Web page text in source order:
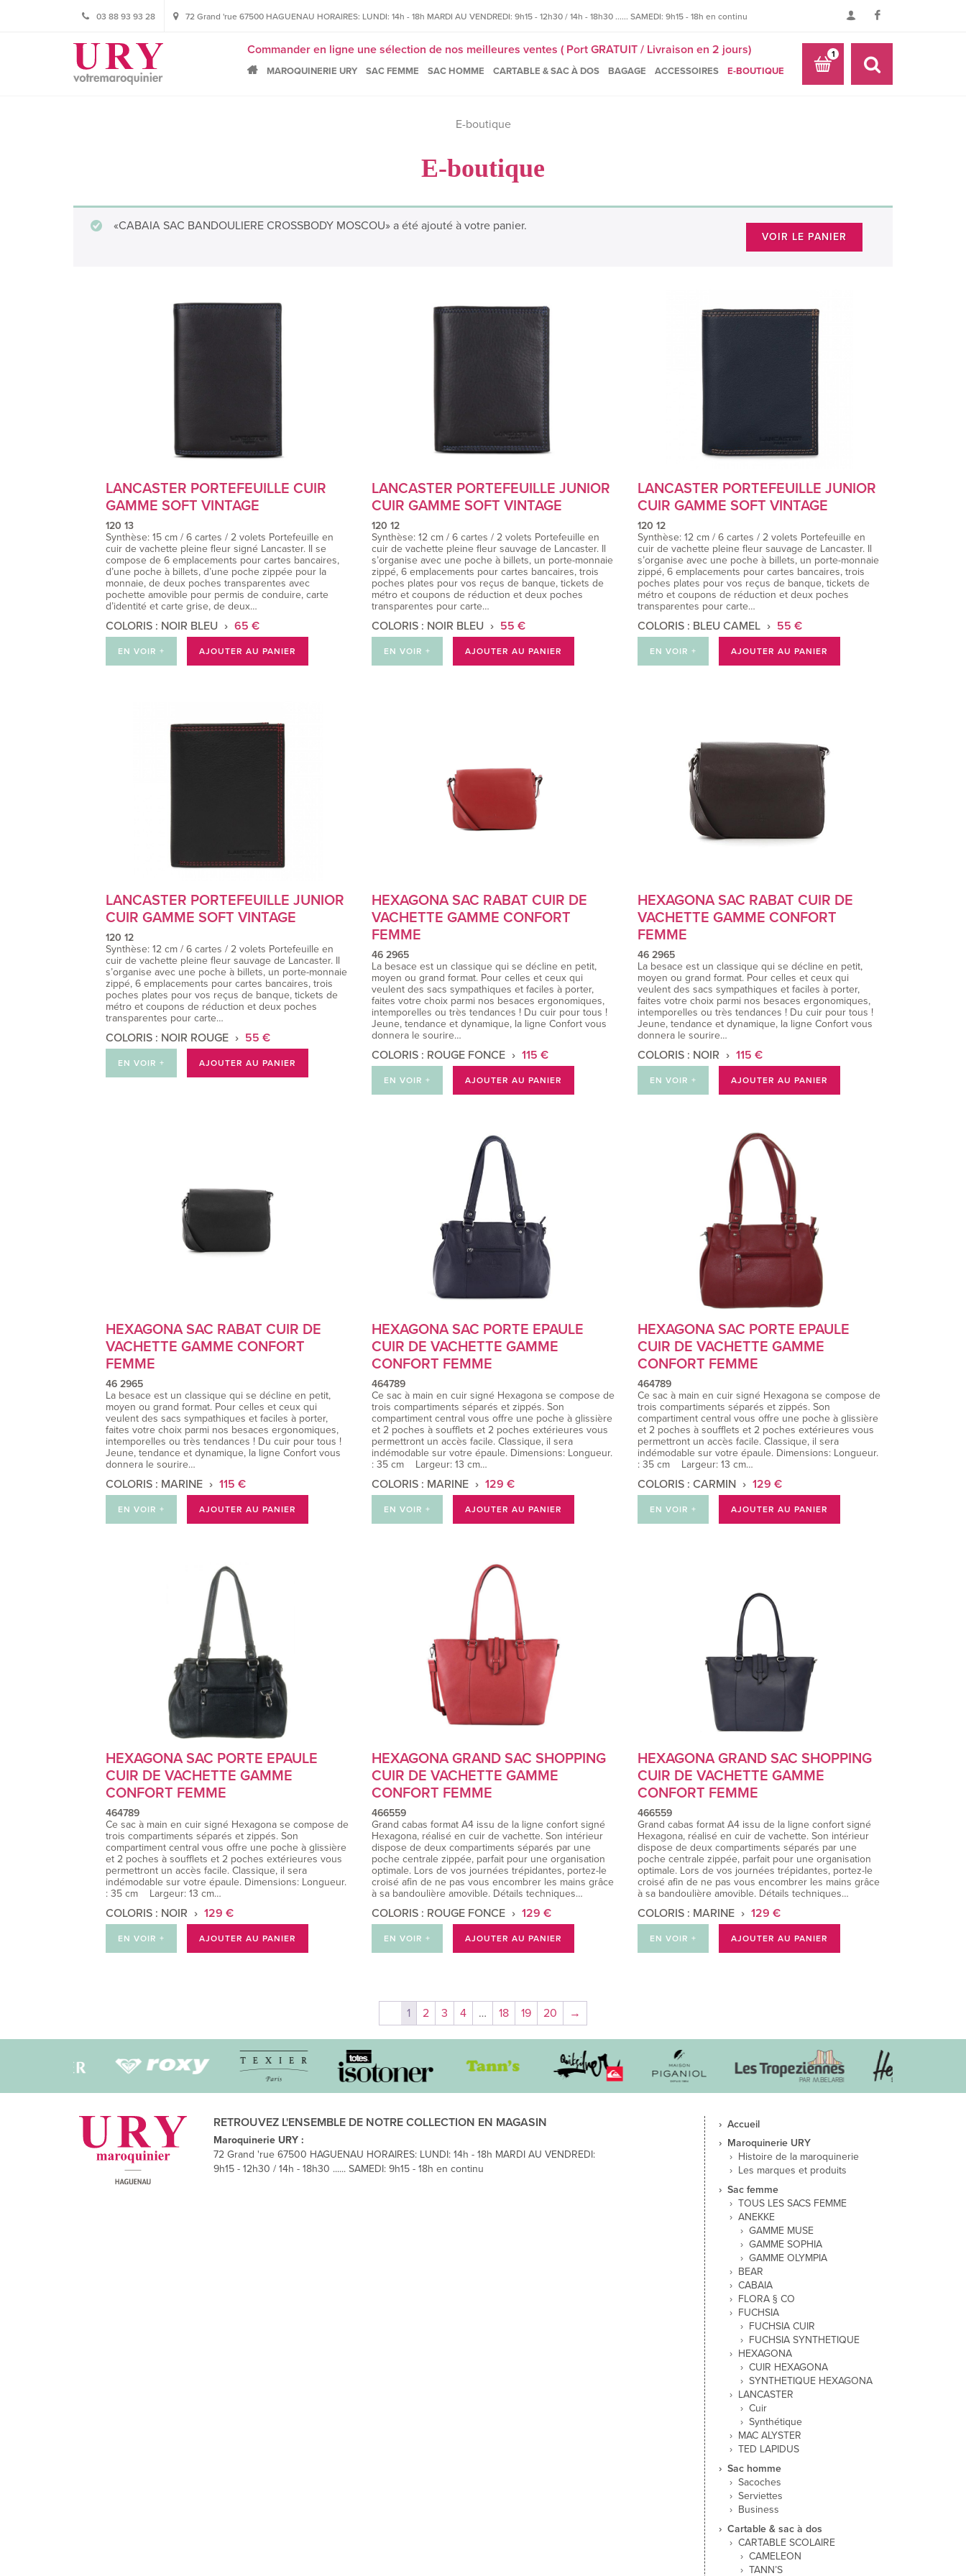
03 88 93 93 28 72 Grand 'rue 67500 HAGUENAU HORAIRES: LUNDI: 14h - 18h MARDI AU VENDREDI: 9h15 - 12h30 / 14h - 18h30 ...... SAMEDI: 9h15 - 18h en continu
Commander en ligne une sélection de nos meilleures ventes ( Port GRATUIT / Livraison en 2 jours)
MAROQUINERIE URY SAC FEMME SAC HOMME CARTABLE & SAC À DOS BAGAGE ACCESSOIRES E-BOUTIQUE
1
E-boutique
E-boutique
«CABAIA SAC BANDOULIERE CROSSBODY MOSCOU» a été ajouté à votre panier.
VOIR LE PANIER
LANCASTER PORTEFEUILLE CUIR
GAMME SOFT VINTAGE
120 13
Synthèse: 15 cm / 6 cartes / 2 volets Portefeuille en
cuir de vachette pleine fleur signé Lancaster. Il se
compose de 6 emplacements pour cartes bancaires,
d’une poche à billets, d’une poche zippée pour la
monnaie, de deux poches transparentes avec
pochette amovible pour permis de conduire, carte
d’identité et carte grise, de deux…
COLORIS : NOIR BLEU 65 €
EN VOIR + AJOUTER AU PANIER
LANCASTER PORTEFEUILLE JUNIOR
CUIR GAMME SOFT VINTAGE
120 12
Synthèse: 12 cm / 6 cartes / 2 volets Portefeuille en
cuir de vachette pleine fleur sauvage de Lancaster. Il
s’organise avec une poche à billets, un porte-monnaie
zippé, 6 emplacements pour cartes bancaires, trois
poches plates pour vos reçus de banque, tickets de
métro et coupons de réduction et deux poches
transparentes pour carte…
COLORIS : NOIR BLEU 55 €
EN VOIR + AJOUTER AU PANIER
LANCASTER PORTEFEUILLE JUNIOR
CUIR GAMME SOFT VINTAGE
120 12
Synthèse: 12 cm / 6 cartes / 2 volets Portefeuille en
cuir de vachette pleine fleur sauvage de Lancaster. Il
s’organise avec une poche à billets, un porte-monnaie
zippé, 6 emplacements pour cartes bancaires, trois
poches plates pour vos reçus de banque, tickets de
métro et coupons de réduction et deux poches
transparentes pour carte…
COLORIS : BLEU CAMEL 55 €
EN VOIR + AJOUTER AU PANIER
LANCASTER PORTEFEUILLE JUNIOR
CUIR GAMME SOFT VINTAGE
120 12
Synthèse: 12 cm / 6 cartes / 2 volets Portefeuille en
cuir de vachette pleine fleur sauvage de Lancaster. Il
s’organise avec une poche à billets, un porte-monnaie
zippé, 6 emplacements pour cartes bancaires, trois
poches plates pour vos reçus de banque, tickets de
métro et coupons de réduction et deux poches
transparentes pour carte…
COLORIS : NOIR ROUGE 55 €
EN VOIR + AJOUTER AU PANIER
HEXAGONA SAC RABAT CUIR DE
VACHETTE GAMME CONFORT
FEMME
46 2965
La besace est un classique qui se décline en petit,
moyen ou grand format. Pour celles et ceux qui
veulent des sacs sympathiques et faciles à porter,
faites votre choix parmi nos besaces ergonomiques,
intemporelles ou très tendances ! Du cuir pour tous !
Jeune, tendance et dynamique, la ligne Confort vous
donnera le sourire…
COLORIS : ROUGE FONCE 115 €
EN VOIR + AJOUTER AU PANIER
HEXAGONA SAC RABAT CUIR DE
VACHETTE GAMME CONFORT
FEMME
46 2965
La besace est un classique qui se décline en petit,
moyen ou grand format. Pour celles et ceux qui
veulent des sacs sympathiques et faciles à porter,
faites votre choix parmi nos besaces ergonomiques,
intemporelles ou très tendances ! Du cuir pour tous !
Jeune, tendance et dynamique, la ligne Confort vous
donnera le sourire…
COLORIS : NOIR 115 €
EN VOIR + AJOUTER AU PANIER
HEXAGONA SAC RABAT CUIR DE
VACHETTE GAMME CONFORT
FEMME
46 2965
La besace est un classique qui se décline en petit,
moyen ou grand format. Pour celles et ceux qui
veulent des sacs sympathiques et faciles à porter,
faites votre choix parmi nos besaces ergonomiques,
intemporelles ou très tendances ! Du cuir pour tous !
Jeune, tendance et dynamique, la ligne Confort vous
donnera le sourire…
COLORIS : MARINE 115 €
EN VOIR + AJOUTER AU PANIER
HEXAGONA SAC PORTE EPAULE
CUIR DE VACHETTE GAMME
CONFORT FEMME
464789
Ce sac à main en cuir signé Hexagona se compose de
trois compartiments séparés et zippés. Son
compartiment central vous offre une poche à glissière
et 2 poches à soufflets et 2 poches extérieures vous
permettront un accès facile. Classique, il sera
indémodable sur votre épaule. Dimensions: Longueur.
: 35 cm Largeur: 13 cm…
COLORIS : MARINE 129 €
EN VOIR + AJOUTER AU PANIER
HEXAGONA SAC PORTE EPAULE
CUIR DE VACHETTE GAMME
CONFORT FEMME
464789
Ce sac à main en cuir signé Hexagona se compose de
trois compartiments séparés et zippés. Son
compartiment central vous offre une poche à glissière
et 2 poches à soufflets et 2 poches extérieures vous
permettront un accès facile. Classique, il sera
indémodable sur votre épaule. Dimensions: Longueur.
: 35 cm Largeur: 13 cm…
COLORIS : CARMIN 129 €
EN VOIR + AJOUTER AU PANIER
HEXAGONA SAC PORTE EPAULE
CUIR DE VACHETTE GAMME
CONFORT FEMME
464789
Ce sac à main en cuir signé Hexagona se compose de
trois compartiments séparés et zippés. Son
compartiment central vous offre une poche à glissière
et 2 poches à soufflets et 2 poches extérieures vous
permettront un accès facile. Classique, il sera
indémodable sur votre épaule. Dimensions: Longueur.
: 35 cm Largeur: 13 cm…
COLORIS : NOIR 129 €
EN VOIR + AJOUTER AU PANIER
HEXAGONA GRAND SAC SHOPPING
CUIR DE VACHETTE GAMME
CONFORT FEMME
466559
Grand cabas format A4 issu de la ligne confort signé
Hexagona, réalisé en cuir de vachette. Son intérieur
dispose de deux compartiments séparés par une
poche centrale zippée, parfait pour une organisation
optimale. Lors de vos journées trépidantes, portez-le
croisé afin de ne pas vous encombrer les mains grâce
à sa bandoulière amovible. Détails techniques…
COLORIS : ROUGE FONCE 129 €
EN VOIR + AJOUTER AU PANIER
HEXAGONA GRAND SAC SHOPPING
CUIR DE VACHETTE GAMME
CONFORT FEMME
466559
Grand cabas format A4 issu de la ligne confort signé
Hexagona, réalisé en cuir de vachette. Son intérieur
dispose de deux compartiments séparés par une
poche centrale zippée, parfait pour une organisation
optimale. Lors de vos journées trépidantes, portez-le
croisé afin de ne pas vous encombrer les mains grâce
à sa bandoulière amovible. Détails techniques…
COLORIS : MARINE 129 €
EN VOIR + AJOUTER AU PANIER
1 2 3 4 … 18 19 20 →
RETROUVEZ L'ENSEMBLE DE NOTRE COLLECTION EN MAGASIN
Maroquinerie URY :
72 Grand 'rue 67500 HAGUENAU HORAIRES: LUNDI: 14h - 18h MARDI AU VENDREDI:
9h15 - 12h30 / 14h - 18h30 ...... SAMEDI: 9h15 - 18h en continu
Accueil
Maroquinerie URY
Histoire de la maroquinerie
Les marques et produits
Sac femme
TOUS LES SACS FEMME
ANEKKE
GAMME MUSE
GAMME SOPHIA
GAMME OLYMPIA
BEAR
CABAIA
FLORA § CO
FUCHSIA
FUCHSIA CUIR
FUCHSIA SYNTHETIQUE
HEXAGONA
CUIR HEXAGONA
SYNTHETIQUE HEXAGONA
LANCASTER
Cuir
Synthétique
MAC ALYSTER
TED LAPIDUS
Sac homme
Sacoches
Serviettes
Business
Cartable & sac à dos
CARTABLE SCOLAIRE
CAMELEON
TANN’S